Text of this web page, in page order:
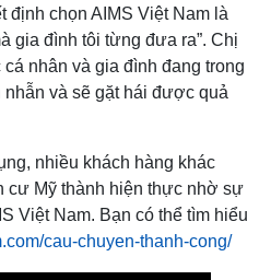
định chọn AIMS Việt Nam là
gia đình tôi từng đưa ra”. Chị
nhân và gia đình đang trong
và sẽ gặt hái được quả
nhiều khách hàng khác
cư Mỹ thành hiện thực nhờ sự
Việt Nam. Bạn có thể tìm hiểu
cau-chuyen-thanh-cong/